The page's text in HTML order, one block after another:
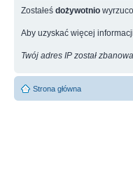
Zostałeś dożywotnio
Aby uzyskać więcej
Twój adres IP został
Strona główna